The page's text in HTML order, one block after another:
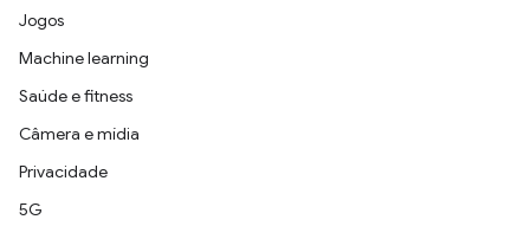
Jogos
Machine learning
Saúde e fitness
Câmera e mídia
Privacidade
5G